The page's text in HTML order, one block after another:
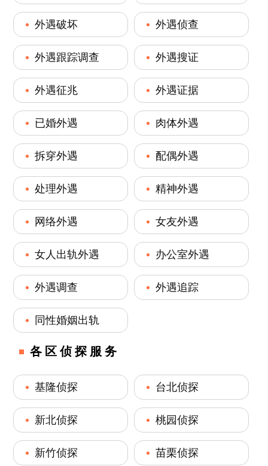
外遇破坏 外遇侦查
外遇跟踪调查 外遇搜证
外遇征兆 外遇证据
已婚外遇 肉体外遇
拆穿外遇 配偶外遇
处理外遇 精神外遇
网络外遇 女友外遇
女人出轨外遇 办公室外遇
外遇调查 外遇追踪
同性婚姻出轨
各区侦探服务
基隆侦探 台北侦探
新北侦探 桃园侦探
新竹侦探 苗栗侦探